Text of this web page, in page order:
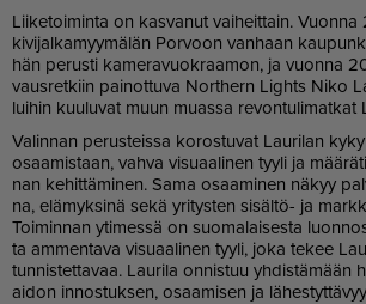
Lii­ke­toi­min­ta on kas­va­nut vai­heit­tain. Vuon­na
ki­vi­jal­ka­myy­mä­län Por­voon van­haan
hän pe­rus­ti ka­me­ra­vuok­raa­mon, ja vuon­na
vaus­ret­kiin pai­not­tu­va Nort­hern Lights Niko
lui­hin kuu­lu­vat muun mu­as­sa re­von­tu­li­mat­kat
Va­lin­nan pe­rus­teis­sa ko­ros­tu­vat Lau­ri­lan
osaa­mis­taan, vah­va vi­su­aa­li­nen tyy­li ja
nan ke­hit­tä­mi­nen. Sama osaa­mi­nen nä­kyy
na, elä­myk­si­nä sekä yri­tys­ten si­säl­tö- ja
Toi­min­nan yti­mes­sä on suo­ma­lai­ses­ta
ta am­men­ta­va vi­su­aa­li­nen tyy­li, joka te­kee
tun­nis­tet­ta­vaa. Lau­ri­la on­nis­tuu yh­dis­tä­mään
ai­don in­nos­tuk­sen, osaa­mi­sen ja